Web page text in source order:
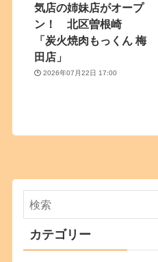
気店の姉妹店がオープ
ン！ 北区曽根崎
「炭火焼肉もっくん 梅
田店」
2026年07月22日 17:00
カテゴリー